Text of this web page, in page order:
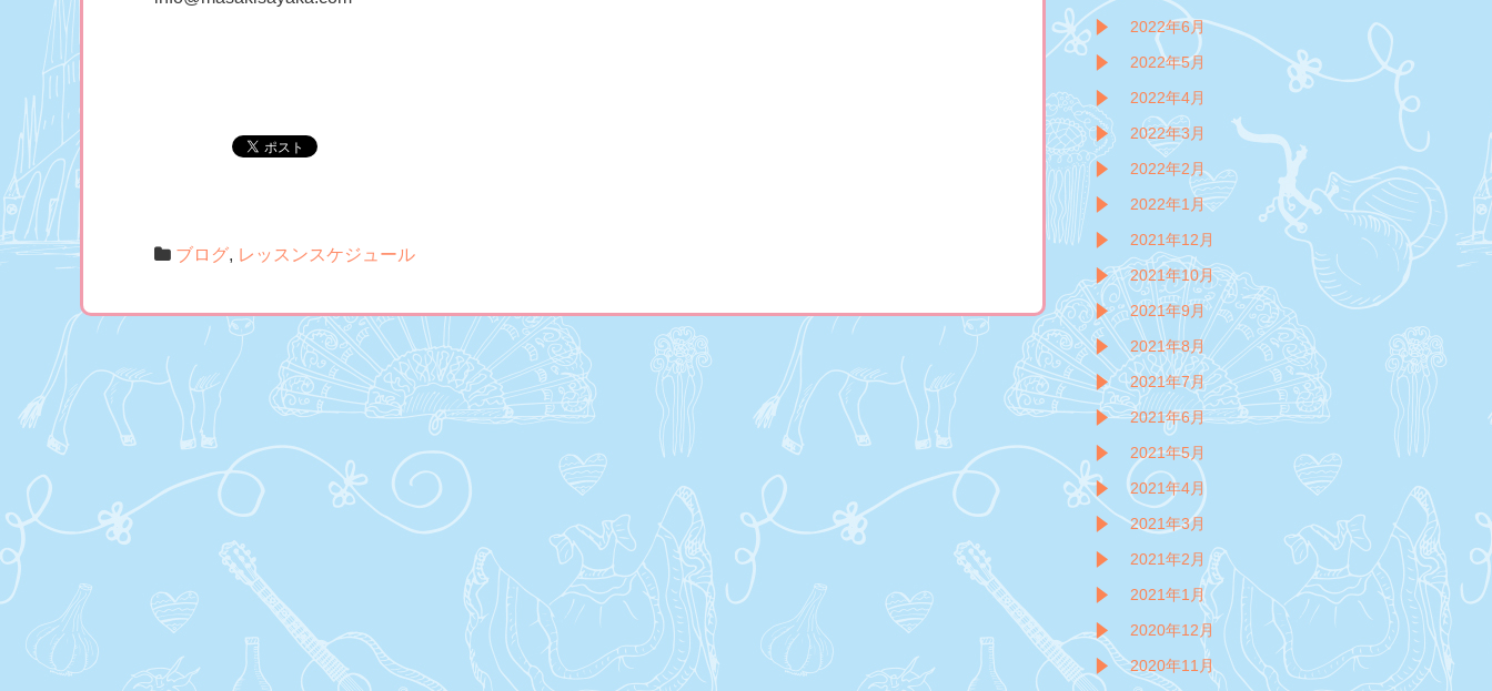
ブログ, レッスンスケジュール
2022年6月
2022年5月
2022年4月
2022年3月
2022年2月
2022年1月
2021年12月
2021年10月
2021年9月
2021年8月
2021年7月
2021年6月
2021年5月
2021年4月
2021年3月
2021年2月
2021年1月
2020年12月
2020年11月